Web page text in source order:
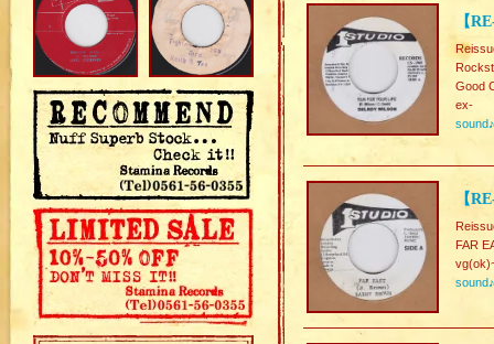
【
Good
ex-
sound♪
【
FAR
sound♪